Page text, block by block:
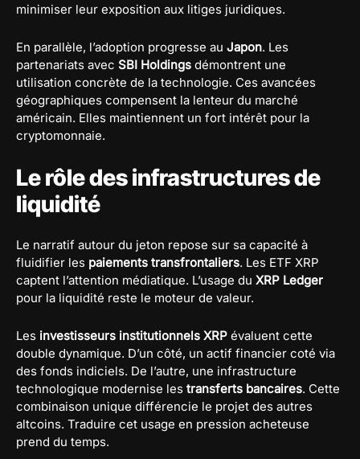
minimiser leur exposition aux litiges juridiques.
En parallèle, l’adoption progresse au Japon. Les
partenariats avec SBI Holdings démontrent une
utilisation concrète de la technologie. Ces avancées
géographiques compensent la lenteur du marché
américain. Elles maintiennent un fort intérêt pour la
cryptomonnaie.
Le rôle des infrastructures de
liquidité
Le narratif autour du jeton repose sur sa capacité à
fluidifier les paiements transfrontaliers. Les ETF XRP
captent l’attention médiatique. L’usage du XRP Ledger
pour la liquidité reste le moteur de valeur.
Les investisseurs institutionnels XRP évaluent cette
double dynamique. D’un côté, un actif financier coté via
des fonds indiciels. De l’autre, une infrastructure
technologique modernise les transferts bancaires. Cette
combinaison unique différencie le projet des autres
altcoins. Traduire cet usage en pression acheteuse
prend du temps.